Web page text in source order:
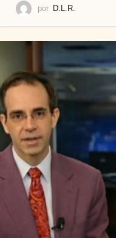
por D.L.R.